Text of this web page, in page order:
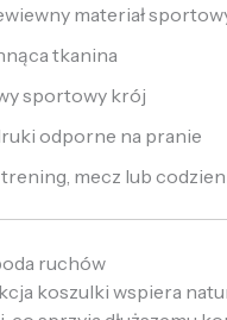
materiał
tkanina
sportowy krój
odporne na pranie
trening, mecz lub
ruchów
koszulki wspiera